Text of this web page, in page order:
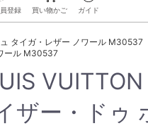
登録 買い物かご ガイド
タイガ・レザー ノワール M30537
ール M30537
ザー・ドゥ